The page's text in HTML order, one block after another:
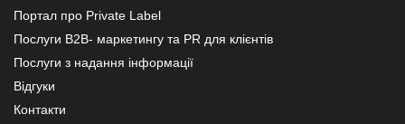
Портал про Private Label
Послуги В2В- маркетингу та PR для клієнтів
Послуги з надання інформації
Відгуки
Контакти